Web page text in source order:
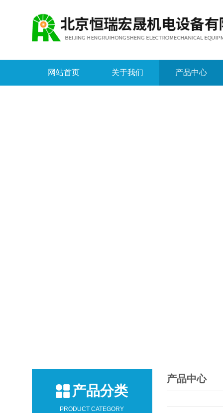
网站首页 关于我们 产品中心
产品分类
PRODUCT CATEGORY
产品中心